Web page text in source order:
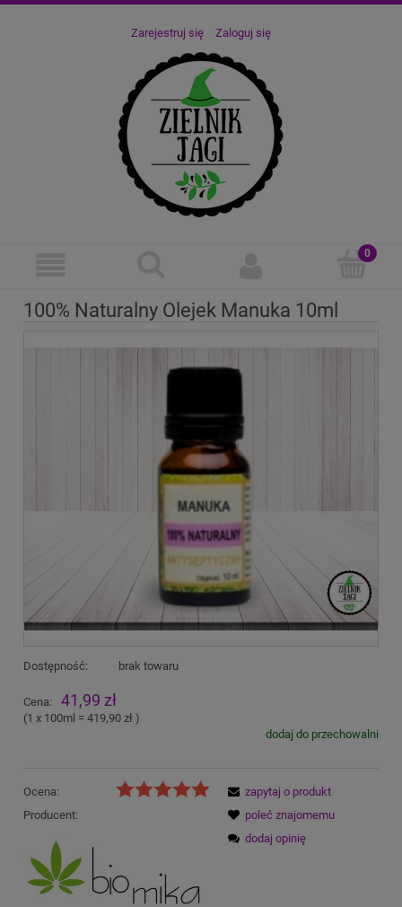
Zarejestruj się Zaloguj się
100% Naturalny Olejek Manuka 10ml
Dostępność: brak towaru
Cena: 41,99 zł
(1 x 100ml = 419,90 zł )
dodaj do przechowalni
Ocena:
Producent:
zapytaj o produkt
poleć znajomemu
dodaj opinię